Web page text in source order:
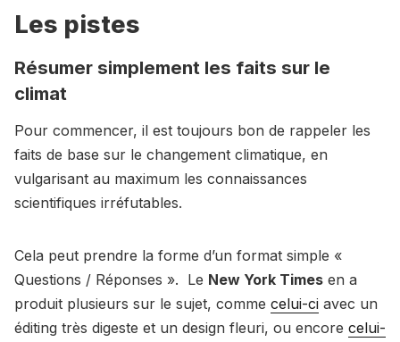
Les pistes
Résumer simplement les faits sur le
climat
Pour commencer, il est toujours bon de rappeler les
faits de base sur le changement climatique, en
vulgarisant au maximum les connaissances
scientifiques irréfutables.
Cela peut prendre la forme d’un format simple «
Questions / Réponses ». Le New York Times en a
produit plusieurs sur le sujet, comme celui-ci avec un
éditing très digeste et un design fleuri, ou encore celui-